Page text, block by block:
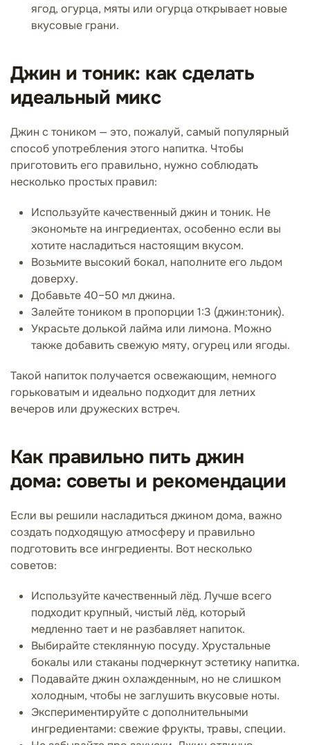
ягод, огурца, мяты или огурца открывает новые
вкусовые грани.
Джин и тоник: как сделать
идеальный микс
Джин с тоником — это, пожалуй, самый популярный
способ употребления этого напитка. Чтобы
приготовить его правильно, нужно соблюдать
несколько простых правил:
Используйте качественный джин и тоник. Не
экономьте на ингредиентах, особенно если вы
хотите насладиться настоящим вкусом.
Возьмите высокий бокал, наполните его льдом
доверху.
Добавьте 40–50 мл джина.
Залейте тоником в пропорции 1:3 (джин:тоник).
Украсьте долькой лайма или лимона. Можно
также добавить свежую мяту, огурец или ягоды.
Такой напиток получается освежающим, немного
горьковатым и идеально подходит для летних
вечеров или дружеских встреч.
Как правильно пить джин
дома: советы и рекомендации
Если вы решили насладиться джином дома, важно
создать подходящую атмосферу и правильно
подготовить все ингредиенты. Вот несколько
советов:
Используйте качественный лёд. Лучше всего
подходит крупный, чистый лёд, который
медленно тает и не разбавляет напиток.
Выбирайте стеклянную посуду. Хрустальные
бокалы или стаканы подчеркнут эстетику напитка.
Подавайте джин охлажденным, но не слишком
холодным, чтобы не заглушить вкусовые ноты.
Экспериментируйте с дополнительными
ингредиентами: свежие фрукты, травы, специи.